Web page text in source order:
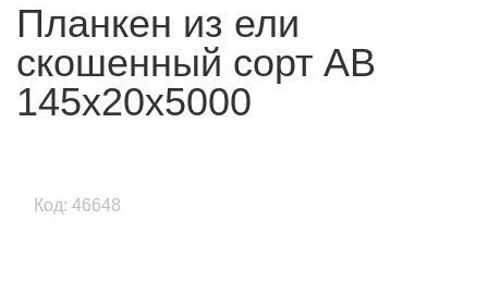
Планкен из ели
скошенный сорт АВ
145x20x5000
Код: 46648